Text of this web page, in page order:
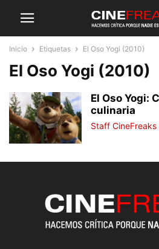
Inicio Etiquetas El Oso Yogi (2010)
El Oso Yogi (2010)
El Oso Yogi:
culinaria
Staff CineFreaks